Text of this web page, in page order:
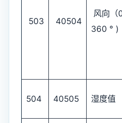
503 40504
风向（
360 ° )
504 40505 湿度值